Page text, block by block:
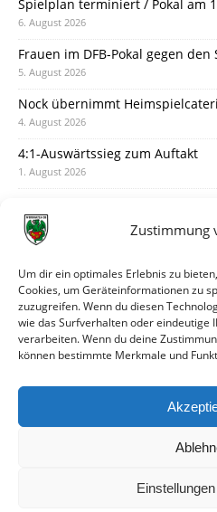
Zustimmung
Um dir ein optimales Erlebnis zu
Cookies, um Geräteinformationen zu
zuzugreifen. Wenn du diesen
wie das Surfverhalten oder eindeutige
verarbeiten. Wenn du deine
können bestimmte Merkmale und
Spielplan terminiert / Pokal am
6. August 2026
Frauen im DFB-Pokal gegen den
5. August 2026
Nock übernimmt
4. August 2026
4:1-Auswärtssieg zum Auftakt
1. August 2026
31. Juli 2026
30. Juli 2026
Deine Spielminute: 89+1
28. Juli 2026
Neuer Rückensponsor
Neue Podcast-Folge: So tickt
27. Juli 2026